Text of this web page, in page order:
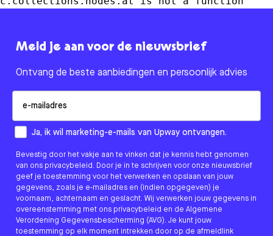
Meld je aan voor de nieuwsbrief
Ontvang de beste aanbiedingen en persoonlijk advies
How would you like to hear from us?
Ja, ik wil marketing-e-mails van Upway ontvangen.
Bevestig door het vakje aan te vinken dat je kennis hebt genomen
van ons privacybeleid. Door je in te schrijven voor onze nieuwsbrief
geef je toestemming voor het verwerken en opslaan van jouw
gegevens, zoals je e-mailadres en (indien opgegeven) je
voornaam, achternaam en geslacht. Wij verwerken jouw gegevens in
overeenstemming met ons privacybeleid en de Algemene
Verordening Gegevensbescherming (AVG). Je kunt jouw
toestemming op elk moment intrekken door op de afmeldlink